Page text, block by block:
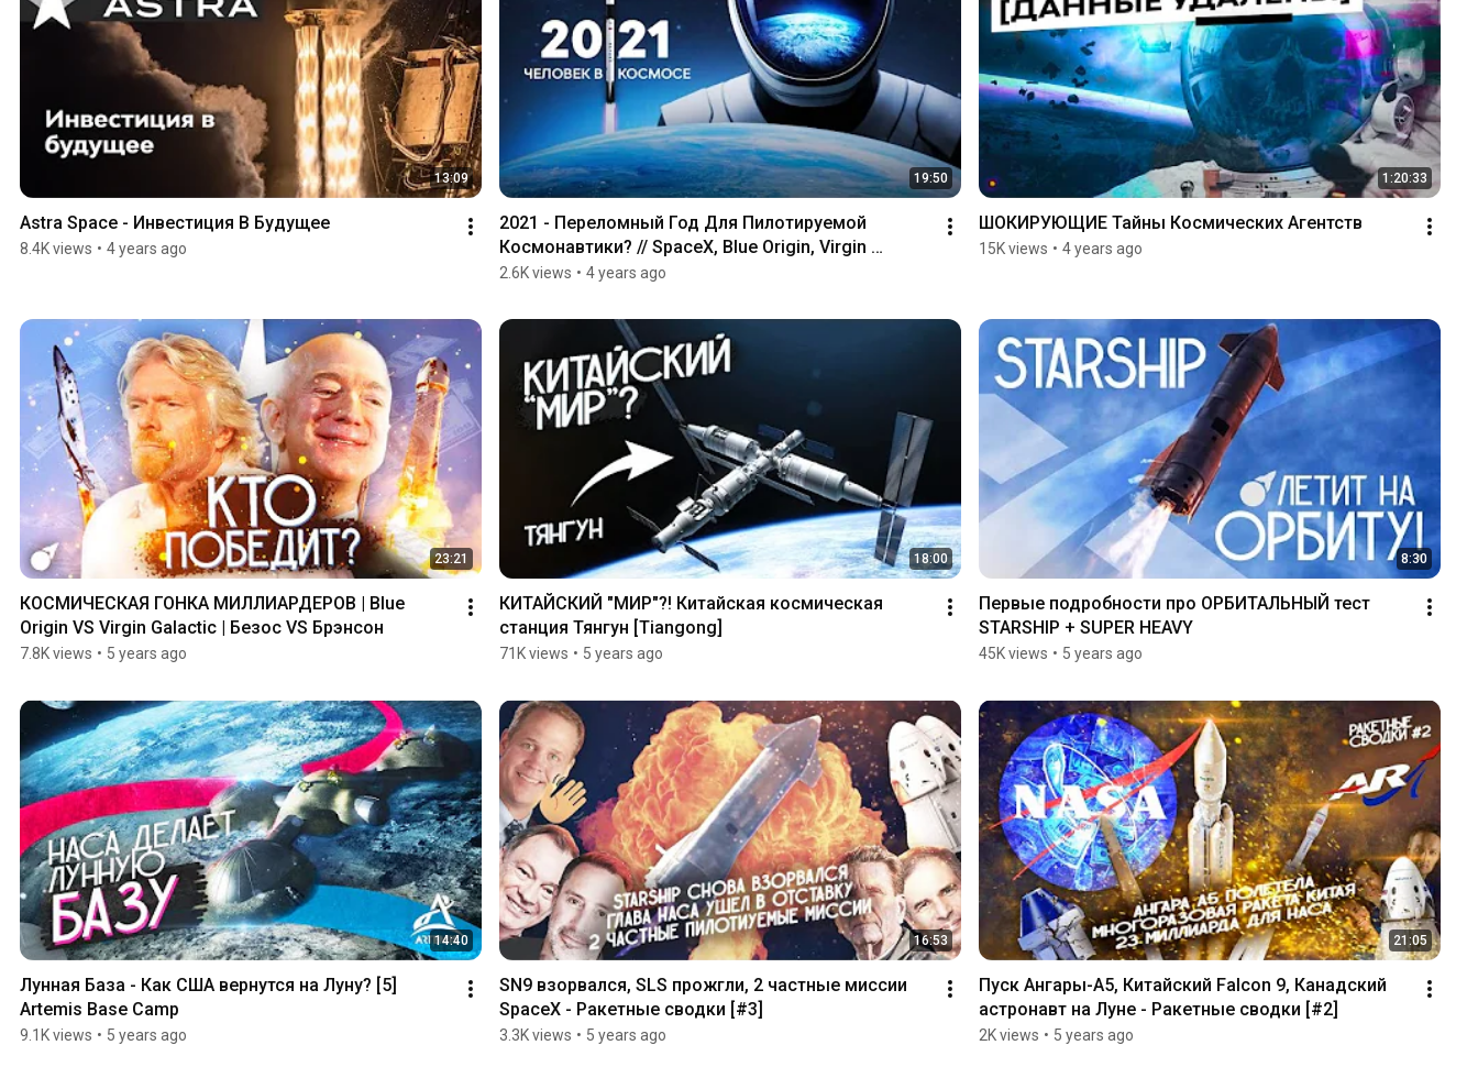
13:09
Astra Space - Инвестиция В Будущее
8.4K views • 4 years ago
19:50
2021 - Переломный Год Для Пилотируемой
Космонавтики? // SpaceX, Blue Origin, Virgin
Galactic
2.6K views • 4 years ago
1:20:33
ШОКИРУЮЩИЕ Тайны Космических Агентств
15K views • 4 years ago
23:21
КОСМИЧЕСКАЯ ГОНКА МИЛЛИАРДЕРОВ | Blue
Origin VS Virgin Galactic | Безос VS Брэнсон
7.8K views • 5 years ago
18:00
КИТАЙСКИЙ "МИР"?! Китайская космическая
станция Тянгун [Tiangong]
71K views • 5 years ago
8:30
Первые подробности про ОРБИТАЛЬНЫЙ тест
STARSHIP + SUPER HEAVY
45K views • 5 years ago
14:40
Лунная База - Как США вернутся на Луну? [5]
Artemis Base Camp
9.1K views • 5 years ago
16:53
SN9 взорвался, SLS прожгли, 2 частные миссии
SpaceX - Ракетные сводки [#3]
3.3K views • 5 years ago
21:05
Пуск Ангары-А5, Китайский Falcon 9, Канадский
астронавт на Луне - Ракетные сводки [#2]
2K views • 5 years ago